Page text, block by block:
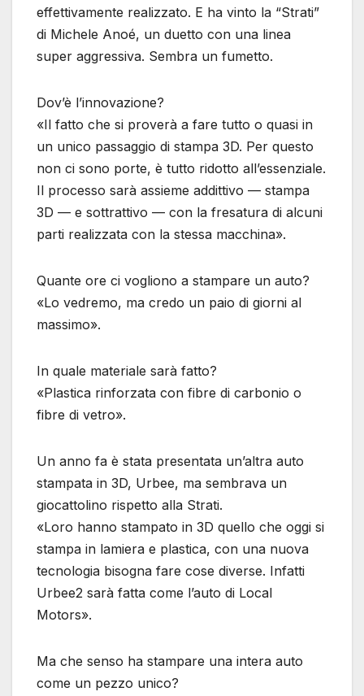
effettivamente realizzato. E ha vinto la “Strati”
di Michele Anoé, un duetto con una linea
super aggressiva. Sembra un fumetto.
Dov’è l’innovazione?
«Il fatto che si proverà a fare tutto o quasi in
un unico passaggio di stampa 3D. Per questo
non ci sono porte, è tutto ridotto all’essenziale.
Il processo sarà assieme addittivo — stampa
3D — e sottrattivo — con la fresatura di alcuni
parti realizzata con la stessa macchina».
Quante ore ci vogliono a stampare un auto?
«Lo vedremo, ma credo un paio di giorni al
massimo».
In quale materiale sarà fatto?
«Plastica rinforzata con fibre di carbonio o
fibre di vetro».
Un anno fa è stata presentata un’altra auto
stampata in 3D, Urbee, ma sembrava un
giocattolino rispetto alla Strati.
«Loro hanno stampato in 3D quello che oggi si
stampa in lamiera e plastica, con una nuova
tecnologia bisogna fare cose diverse. Infatti
Urbee2 sarà fatta come l’auto di Local
Motors».
Ma che senso ha stampare una intera auto
come un pezzo unico?